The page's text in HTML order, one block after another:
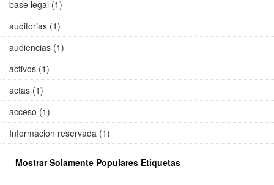
base legal (1)
auditorias (1)
audiencias (1)
activos (1)
actas (1)
acceso (1)
Informacion reservada (1)
Mostrar Solamente Populares Etiquetas